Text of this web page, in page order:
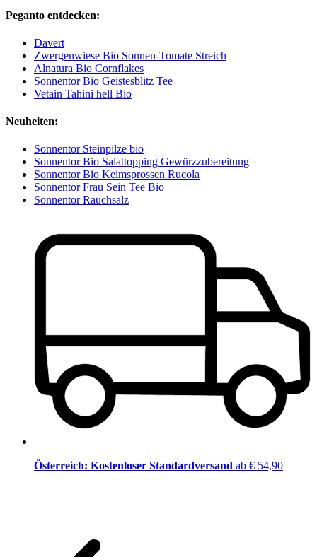
Peganto entdecken:
Davert
Zwergenwiese Bio Sonnen-Tomate Streich
Alnatura Bio Cornflakes
Sonnentor Bio Geistesblitz Tee
Vetain Tahini hell Bio
Neuheiten:
Sonnentor Steinpilze bio
Sonnentor Bio Salattopping Gewürzzubereitung
Sonnentor Bio Keimsprossen Rucola
Sonnentor Frau Sein Tee Bio
Sonnentor Rauchsalz
Österreich: Kostenloser Standardversand ab € 54,90